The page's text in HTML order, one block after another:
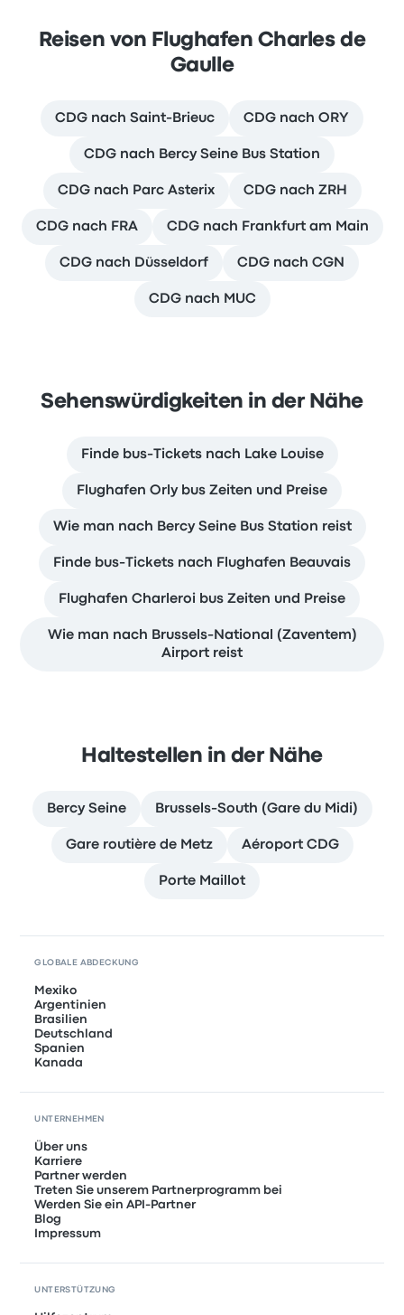
Reisen von Flughafen Charles de
Gaulle
CDG nach Saint-Brieuc CDG nach ORY
CDG nach Bercy Seine Bus Station
CDG nach Parc Asterix CDG nach ZRH
CDG nach FRA CDG nach Frankfurt am Main
CDG nach Düsseldorf CDG nach CGN
CDG nach MUC
Sehenswürdigkeiten in der Nähe
Finde bus-Tickets nach Lake Louise
Flughafen Orly bus Zeiten und Preise
Wie man nach Bercy Seine Bus Station reist
Finde bus-Tickets nach Flughafen Beauvais
Flughafen Charleroi bus Zeiten und Preise
Wie man nach Brussels-National (Zaventem)
Airport reist
Haltestellen in der Nähe
Bercy Seine Brussels-South (Gare du Midi)
Gare routière de Metz Aéroport CDG
Porte Maillot
GLOBALE ABDECKUNG
Mexiko
Argentinien
Brasilien
Deutschland
Spanien
Kanada
UNTERNEHMEN
Über uns
Karriere
Partner werden
Treten Sie unserem Partnerprogramm bei
Werden Sie ein API-Partner
Blog
Impressum
UNTERSTÜTZUNG